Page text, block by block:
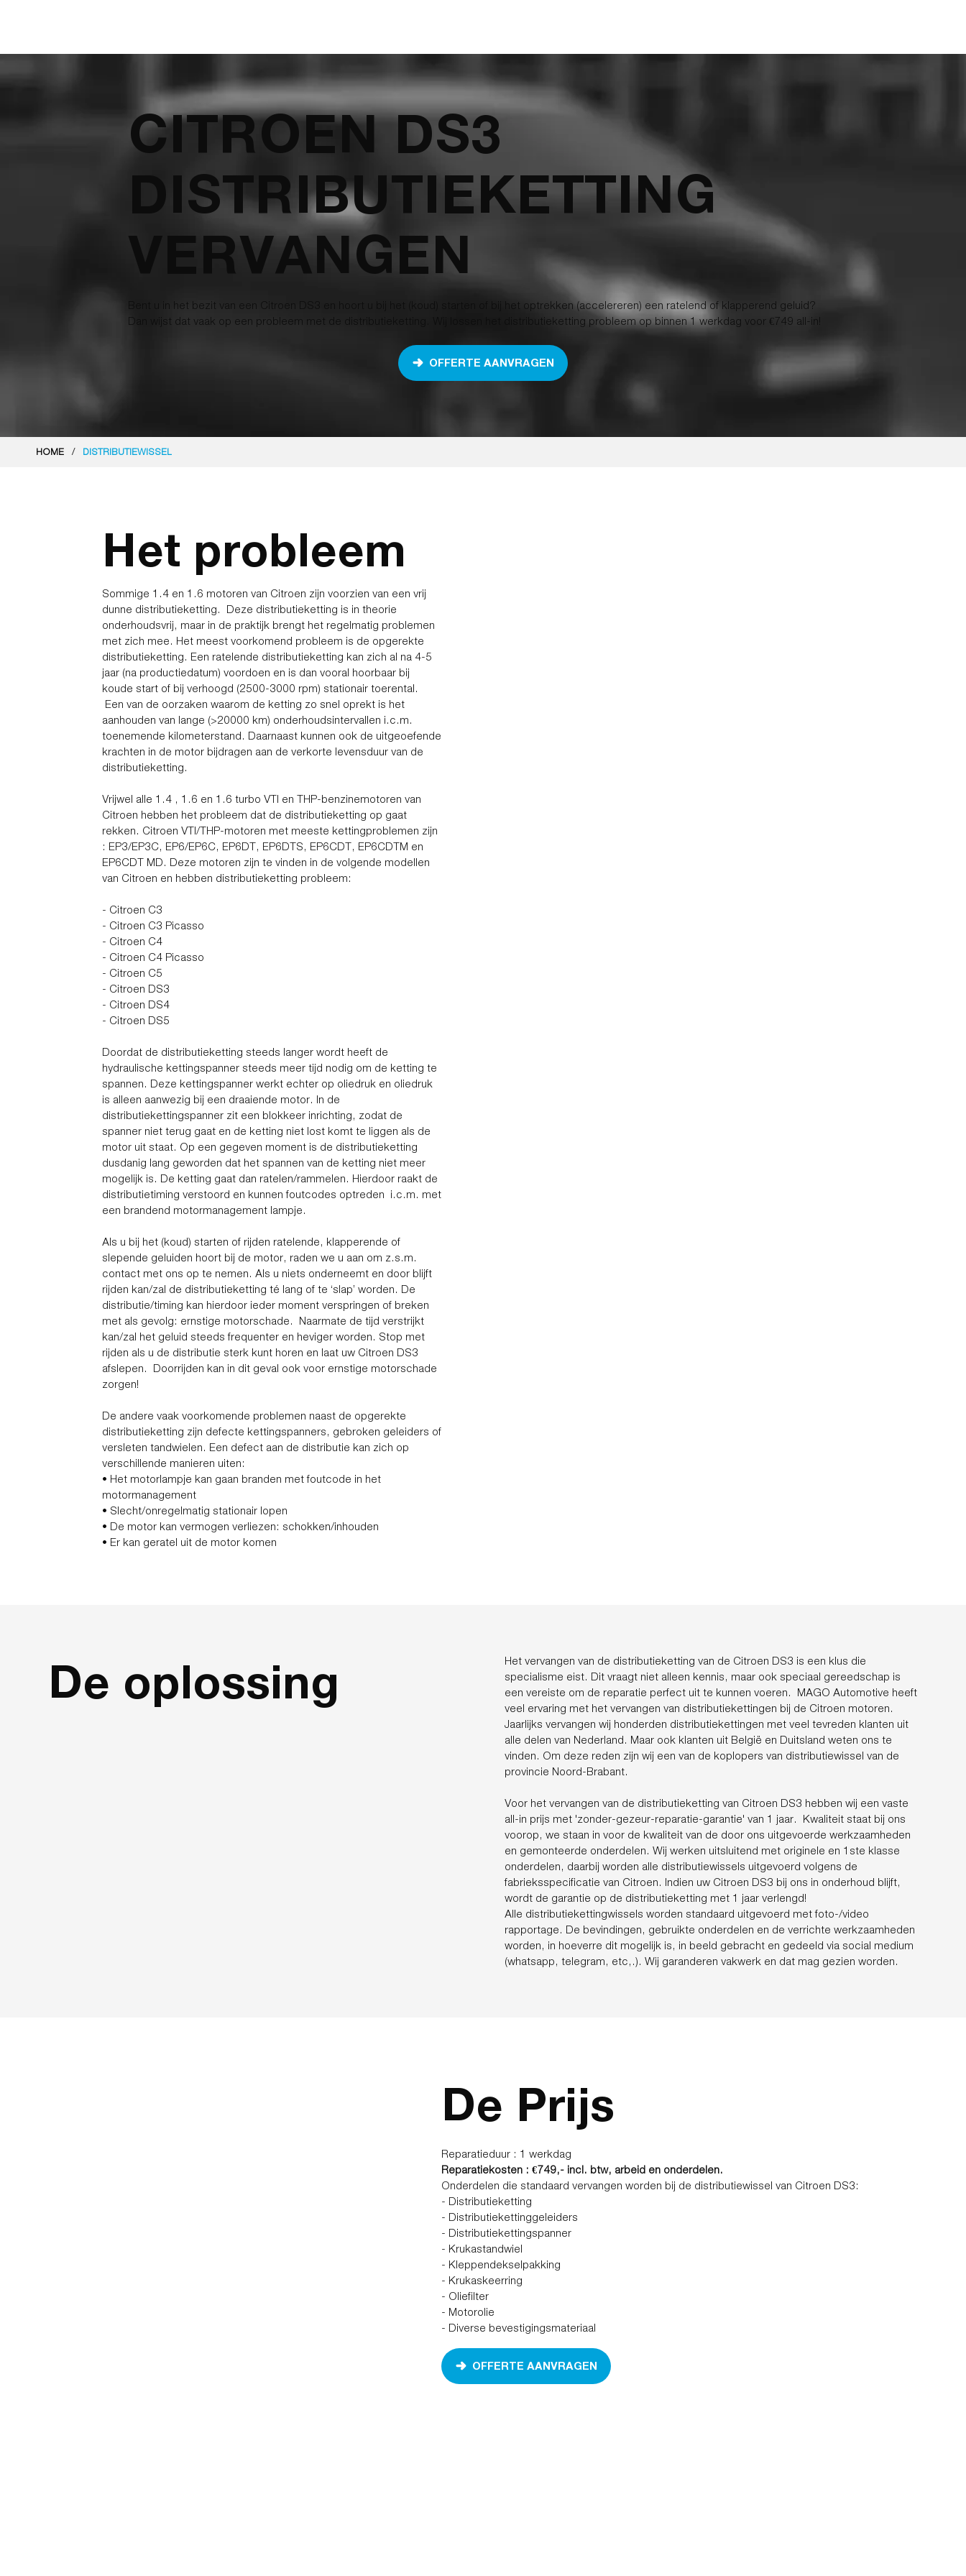
Het probleem
Sommige 1.4 en 1.6 motoren van Citroen zijn voorzien van een vrij
dunne distributieketting. Deze distributieketting is in theorie
onderhoudsvrij, maar in de praktijk brengt het regelmatig problemen
met zich mee. Het meest voorkomend probleem is de opgerekte
distributieketting. Een ratelende distributieketting kan zich al na 4-5
jaar (na productiedatum) voordoen en is dan vooral hoorbaar bij
koude start of bij verhoogd (2500-3000 rpm) stationair toerental.
Een van de oorzaken waarom de ketting zo snel oprekt is het
aanhouden van lange (>20000 km) onderhoudsintervallen i.c.m.
toenemende kilometerstand. Daarnaast kunnen ook de uitgeoefende
krachten in de motor bijdragen aan de verkorte levensduur van de
distributieketting.
Vrijwel alle 1.4 , 1.6 en 1.6 turbo VTI en THP-benzinemotoren van
Citroen hebben het probleem dat de distributieketting op gaat
rekken. Citroen VTI/THP-motoren met meeste kettingproblemen zijn
: EP3/EP3C, EP6/EP6C, EP6DT, EP6DTS, EP6CDT, EP6CDTM en
EP6CDT MD. Deze motoren zijn te vinden in de volgende modellen
van Citroen en hebben distributieketting probleem:
- Citroen C3
- Citroen C3 Picasso
- Citroen C4
- Citroen C4 Picasso
- Citroen C5
- Citroen DS3
- Citroen DS4
- Citroen DS5
Doordat de distributieketting steeds langer wordt heeft de
hydraulische kettingspanner steeds meer tijd nodig om de ketting te
spannen. Deze kettingspanner werkt echter op oliedruk en oliedruk
is alleen aanwezig bij een draaiende motor. In de
distributiekettingspanner zit een blokkeer inrichting, zodat de
spanner niet terug gaat en de ketting niet lost komt te liggen als de
motor uit staat. Op een gegeven moment is de distributieketting
dusdanig lang geworden dat het spannen van de ketting niet meer
mogelijk is. De ketting gaat dan ratelen/rammelen. Hierdoor raakt de
distributietiming verstoord en kunnen foutcodes optreden i.c.m. met
een brandend motormanagement lampje.
Als u bij het (koud) starten of rijden ratelende, klapperende of
slepende geluiden hoort bij de motor, raden we u aan om z.s.m.
contact met ons op te nemen. Als u niets onderneemt en door blijft
rijden kan/zal de distributieketting té lang of te ‘slap’ worden. De
distributie/timing kan hierdoor ieder moment verspringen of breken
met als gevolg: ernstige motorschade. Naarmate de tijd verstrijkt
kan/zal het geluid steeds frequenter en heviger worden. Stop met
rijden als u de distributie sterk kunt horen en laat uw Citroen DS3
afslepen. Doorrijden kan in dit geval ook voor ernstige motorschade
zorgen!
De andere vaak voorkomende problemen naast de opgerekte
distributieketting zijn defecte kettingspanners, gebroken geleiders of
versleten tandwielen. Een defect aan de distributie kan zich op
verschillende manieren uiten:
• Het motorlampje kan gaan branden met foutcode in het
motormanagement
• Slecht/onregelmatig stationair lopen
• De motor kan vermogen verliezen: schokken/inhouden
• Er kan geratel uit de motor komen
CITROEN DS3
DISTRIBUTIEKETTING
VERVANGEN
Bent u in het bezit van een Citroen DS3 en hoort u bij het (koud) starten of bij het optrekken (accelereren) een ratelend of klapperend geluid?
Dan wijst dat vaak op een probleem met de distributieketting. Wij lossen het distributieketting probleem op binnen 1 werkdag voor €749 all-in!
OFFERTE AANVRAGEN
De Prijs
Reparatieduur : 1 werkdag
Reparatiekosten : €749,- incl. btw, arbeid en onderdelen.
Onderdelen die standaard vervangen worden bij de distributiewissel van Citroen DS3:
- Distributieketting
- Distributiekettinggeleiders
- Distributiekettingspanner
- Krukastandwiel
- Kleppendekselpakking
- Krukaskeerring
- Oliefilter
- Motorolie
- Diverse bevestigingsmateriaal
OFFERTE AANVRAGEN
De oplossing
Het vervangen van de distributieketting van de Citroen DS3 is een klus die
specialisme eist. Dit vraagt niet alleen kennis, maar ook speciaal gereedschap is
een vereiste om de reparatie perfect uit te kunnen voeren. MAGO Automotive heeft
veel ervaring met het vervangen van distributiekettingen bij de Citroen motoren.
Jaarlijks vervangen wij honderden distributiekettingen met veel tevreden klanten uit
alle delen van Nederland. Maar ook klanten uit België en Duitsland weten ons te
vinden. Om deze reden zijn wij een van de koplopers van distributiewissel van de
provincie Noord-Brabant.
Voor het vervangen van de distributieketting van Citroen DS3 hebben wij een vaste
all-in prijs met 'zonder-gezeur-reparatie-garantie' van 1 jaar. Kwaliteit staat bij ons
voorop, we staan in voor de kwaliteit van de door ons uitgevoerde werkzaamheden
en gemonteerde onderdelen. Wij werken uitsluitend met originele en 1ste klasse
onderdelen, daarbij worden alle distributiewissels uitgevoerd volgens de
fabrieksspecificatie van Citroen. Indien uw Citroen DS3 bij ons in onderhoud blijft,
wordt de garantie op de distributieketting met 1 jaar verlengd!
Alle distributiekettingwissels worden standaard uitgevoerd met foto-/video
rapportage. De bevindingen, gebruikte onderdelen en de verrichte werkzaamheden
worden, in hoeverre dit mogelijk is, in beeld gebracht en gedeeld via social medium
(whatsapp, telegram, etc,.). Wij garanderen vakwerk en dat mag gezien worden.
HOME / DISTRIBUTIEWISSEL